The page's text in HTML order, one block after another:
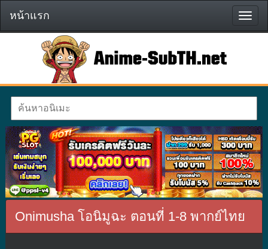
หน้า
แรก
หน้าแรก
Onimusha โอนิมูฉะ ตอนที่ 1-8 พากย์ไทย